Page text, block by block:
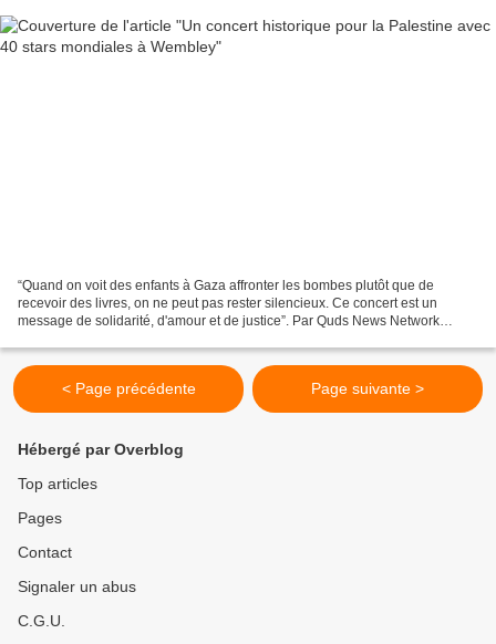
“Quand on voit des enfants à Gaza affronter les bombes plutôt que de
recevoir des livres, on ne peut pas rester silencieux. Ce concert est un
message de solidarité, d'amour et de justice”. Par Quds News Network
< Page précédente Page suivante >
Hébergé par Overblog
Top articles
Pages
Contact
Signaler un abus
C.G.U.